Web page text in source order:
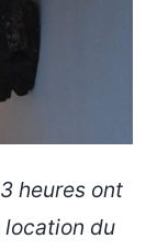
heures ont
location du